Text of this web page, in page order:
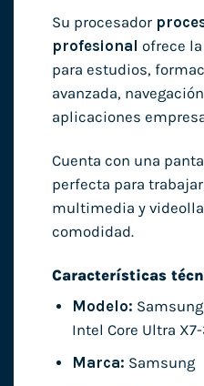
Su procesador
profesional ofrece
para estudios,
avanzada,
aplicaciones
Cuenta con una
perfecta para
multimedia y
comodidad.
Características
Modelo:
Intel Core Ultra
Marca: Samsung